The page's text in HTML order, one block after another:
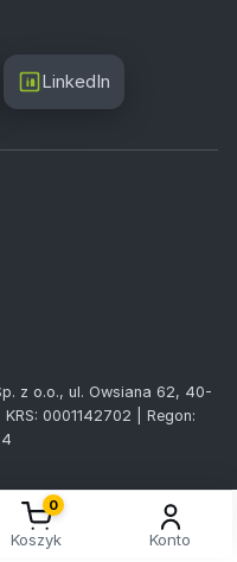
LinkedIn
z o.o., ul. Owsiana 62, 40-
0001142702 | Regon:
0
Koszyk Konto